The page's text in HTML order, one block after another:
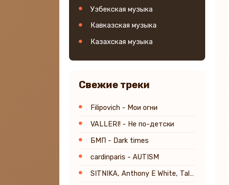
Узбекская музыка
Кавказская музыка
Казахская музыка
Свежие треки
Filipovich - Мои огни
VALLERI! - Не по-детски
БМП - Dark times
cardinparis - AUTISM
SITNIKA, Anthony E White, Tal Babitzky - Everyday's a Lifetime